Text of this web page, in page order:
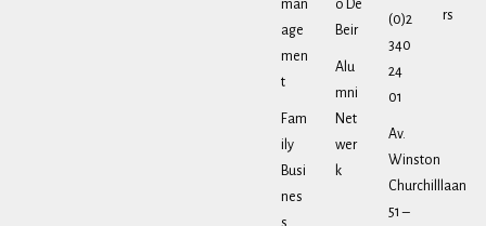
man
age
men
t
Fam
ily
Busi
nes
s
o De
Beir
Alu
mni
Net
wer
k
(0)2
340
24
01
Av.
Winston
Churchilllaan
51 –
rs